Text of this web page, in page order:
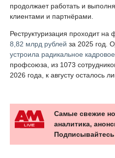
продолжает работать и
клиентами и партнёрами.
Реструктуризация проходит на
8,82 млрд рублей за 2025 год.
устроила радикальное
профсоюза, из 1073
2026 года, к августу осталось
Самые свежие
аналитика,
Подписывайтесь